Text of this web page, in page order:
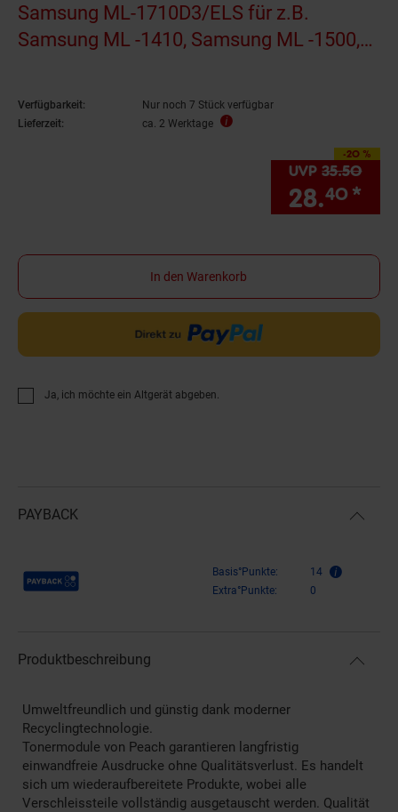
Samsung ML-1710D3/ELS für z.B.
Samsung ML -1410, Samsung ML -1500,
Verfügbarkeit:
Nur noch 7 Stück verfügbar
Lieferzeit:
ca. 2 Werktage
-20 %
Sie Sparen 20
UVP35.50
28.40 *
In den Warenkorb
Ja, ich möchte ein Altgerät abgeben.
PAYBACK
Payback Punkte Basis°Punkte:
14
Extra°Punkte:
0
Produktbeschreibung
Umweltfreundlich und günstig dank moderner
Recyclingtechnologie.
Tonermodule von Peach garantieren langfristig
einwandfreie Ausdrucke ohne Qualitätsverlust. Es handelt
sich um wiederaufbereitete Produkte, wobei alle
Verschleissteile vollständig ausgetauscht werden. Qualität